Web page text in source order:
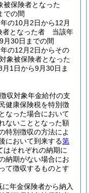
被保険者となった
での間
の10月2日から12月
者となった者 当該年
月30日までの間
の12月2日からその
象被保険者となった
1日から9月30日ま
収対象年金給付の支
健康保険税を特別徴
なった場合において
ないこととなった額
特別徴収の方法によ
において到来する第
はそれぞれの納期に
納期がない場合にお
て徴収するものとす
年金保険者から納入